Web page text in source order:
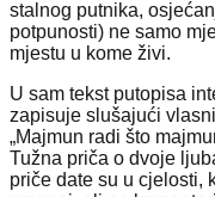
stalnog putnika,
potpunosti) ne samo
mjestu u kome živi.
U sam tekst putopisa
zapisuje slušajući
„Majmun radi što
Tužna priča o dvoje
priče date su u cjelosti,